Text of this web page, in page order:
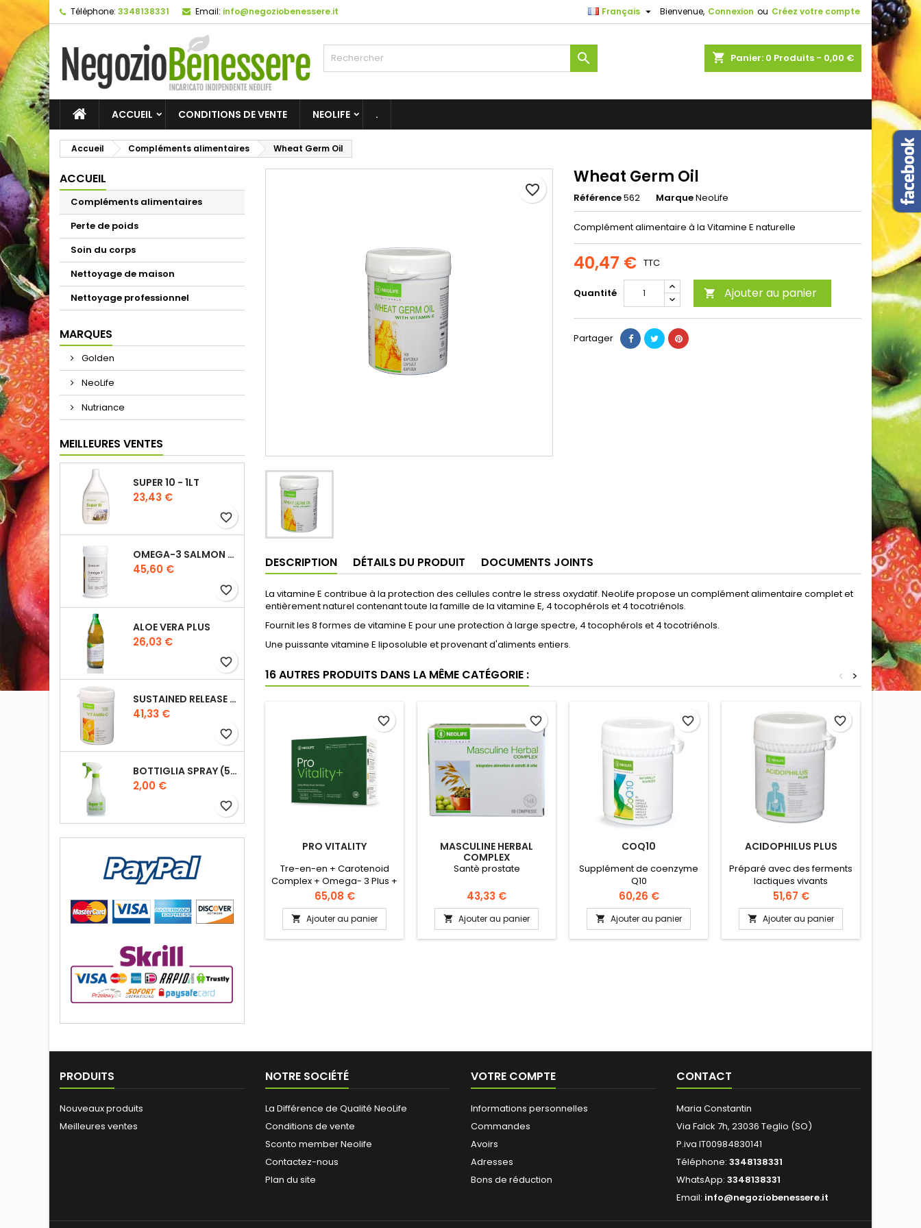
Téléphone: 3348138331 Email: info@negoziobenessere.it Bienvenue, Connexion ou Créez votre compte
Français 
shopping_cart Panier: 0 Produits - 0,00 €

ACCUEIL CONDITIONS DE VENTE NEOLIFE .
Accueil Compléments alimentaires Wheat Germ Oil
ACCUEIL
Compléments alimentaires
Perte de poids
Soin du corps
Nettoyage de maison
Nettoyage professionnel
MARQUES
Golden
NeoLife
Nutriance
MEILLEURES VENTES
SUPER 10 - 1LT
Prix
23,43 €
favorite_border
OMEGA-3 SALMON OIL PLUS
Prix
45,60 €
favorite_border
ALOE VERA PLUS
Prix
26,03 €
favorite_border
SUSTAINED RELEASE VIT-C
Prix
41,33 €
favorite_border
BOTTIGLIA SPRAY (500 ML)
Prix
2,00 €
favorite_border
favorite_border
Wheat Germ Oil
Référence562 MarqueNeoLife
Complément alimentaire à la Vitamine E naturelle
40,47 € TTC
Quantité  Ajouter au panier
Partager
DESCRIPTION DÉTAILS DU PRODUIT DOCUMENTS JOINTS
La vitamine E contribue à la protection des cellules contre le stress oxydatif. NeoLife propose un complément alimentaire complet et
entièrement naturel contenant toute la famille de la vitamine E, 4 tocophérols et 4 tocotriénols.
Fournit les 8 formes de vitamine E pour une protection à large spectre, 4 tocophérols et 4 tocotriénols.
Une puissante vitamine E liposoluble et provenant d'aliments entiers.
16 AUTRES PRODUITS DANS LA MÊME CATÉGORIE : >
<
PRO VITALITY
Tre-en-en + Carotenoid
Complex + Omega- 3 Plus +
vitamines et mineraux
Prix
65,08 €
 Ajouter au panier
favorite_border
MASCULINE HERBAL
COMPLEX
Santè prostate
Prix
43,33 €
 Ajouter au panier
favorite_border
COQ10
Supplément de coenzyme
Q10
Prix
60,26 €
 Ajouter au panier
favorite_border
ACIDOPHILUS PLUS
Préparé avec des ferments
lactiques vivants
Prix
51,67 €
 Ajouter au panier
favorite_border
PRODUITS
Nouveaux produits
Meilleures ventes
NOTRE SOCIÉTÉ
La Différence de Qualité NeoLife
Conditions de vente
Sconto member Neolife
Contactez-nous
Plan du site
VOTRE COMPTE
Informations personnelles
Commandes
Avoirs
Adresses
Bons de réduction
CONTACT
Maria Constantin
Via Falck 7h, 23036 Teglio (SO)
P.iva IT00984830141
Téléphone: 3348138331
WhatsApp: 3348138331
Email: info@negoziobenessere.it